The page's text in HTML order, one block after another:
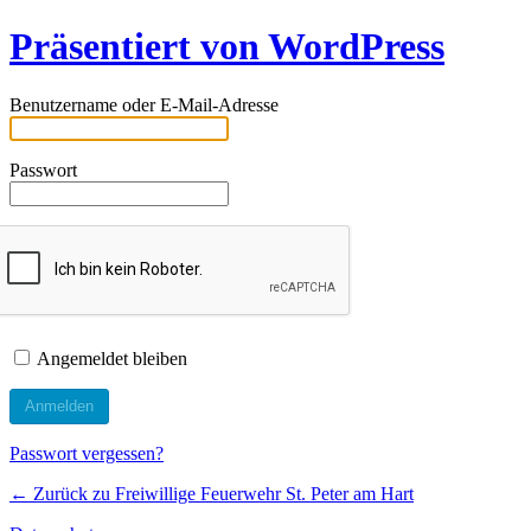
Präsentiert von WordPress
Benutzername oder E-Mail-Adresse
Passwort
Angemeldet bleiben
Passwort vergessen?
← Zurück zu Freiwillige Feuerwehr St. Peter am Hart